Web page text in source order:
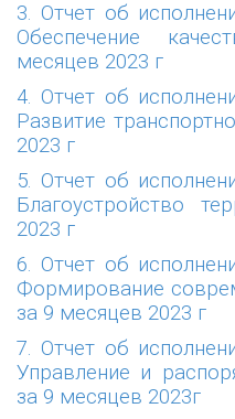
3. Отчет об
Обеспечение
месяцев 2023 г
4. Отчет об
Развитие
2023 г
5. Отчет об
Благоустройство
2023 г
6. Отчет об
Формирование
за 9 месяцев 2023 г
7. Отчет об
Управление и
за 9 месяцев 2023г